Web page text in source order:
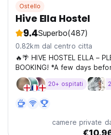
Ostello
Hive Ella Hostel
9.4Superbo(487)
0.82km dal centro citta
🔥🌴 HIVE HOSTEL ELLA –
BOOKING! *A few days
you a welcome email with
know before checking in.
to Hive Hostel...
20+ ospitati
camere private